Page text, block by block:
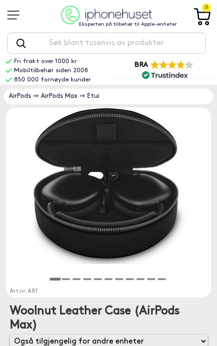
Eksperten på tilbehør til Apple-enheter
0
Fri frakt over 1000 kr
Mobiltilbehør siden 2008
850 000 fornøyde kunder
BRA
AirPods ⇒ AirPods Max ⇒ Etui
Art.nr. A81
Woolnut Leather Case (AirPods
Max)